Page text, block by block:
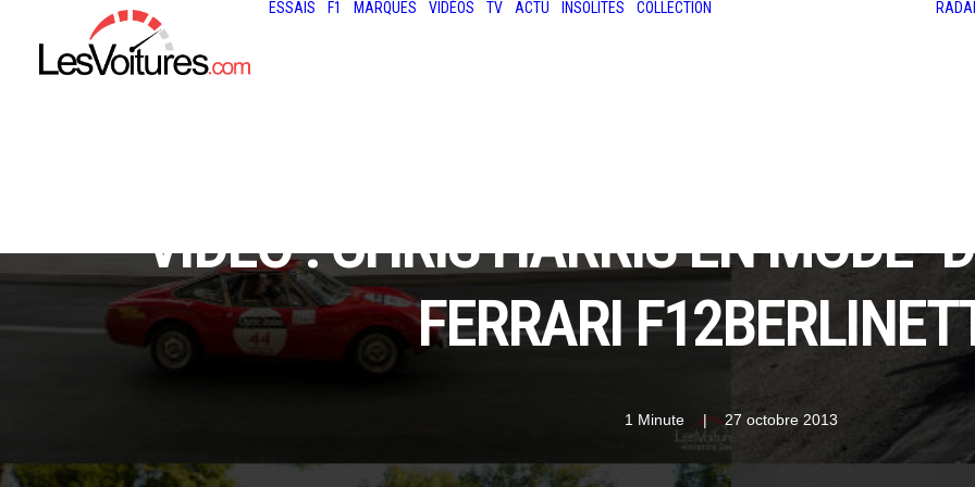
ESSAIS F1 MARQUES VIDÉOS TV ACTU INSOLITES COLLECTION
VIDÉO : CHRIS HARRIS EN MODE
FERRARI
1 Minute | 27 octobre 2013